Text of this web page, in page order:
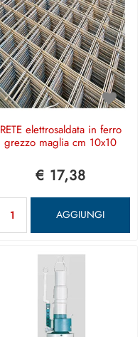
RETE elettrosaldata in ferro
grezzo maglia cm 10x10
€ 17,38
AGGIUNGI